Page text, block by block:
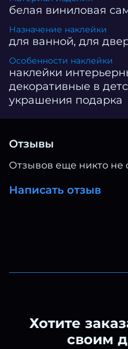
Наши уникальные
дизайнерами,
решения для вашего
возможность улучшить
помощью этих
белая виниловая
Назначение наклейки
для ванной, для
Особенности наклейки
наклейки
декоративные в
украшения подарка
Отзывы
Отзывов еще никто не
Написать отзыв
Хотите
своим